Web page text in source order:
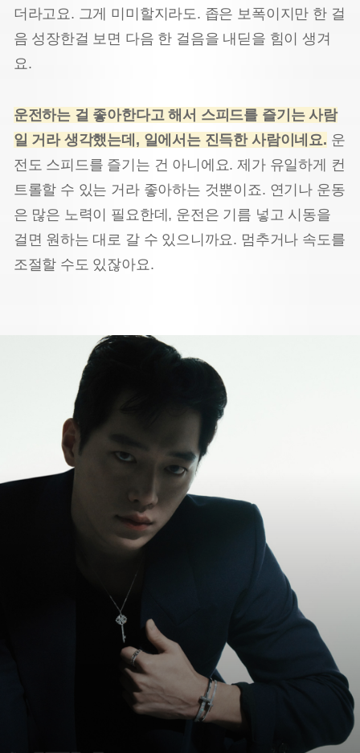
더라고요. 그게 미미할지라도. 좁은 보폭이지만 한 걸
음 성장한걸 보면 다음 한 걸음을 내딛을 힘이 생겨
요.
운전하는 걸 좋아한다고 해서 스피드를 즐기는 사람
일 거라 생각했는데, 일에서는 진득한 사람이네요. 운
전도 스피드를 즐기는 건 아니에요. 제가 유일하게 컨
트롤할 수 있는 거라 좋아하는 것뿐이죠. 연기나 운동
은 많은 노력이 필요한데, 운전은 기름 넣고 시동을
걸면 원하는 대로 갈 수 있으니까요. 멈추거나 속도를
조절할 수도 있잖아요.